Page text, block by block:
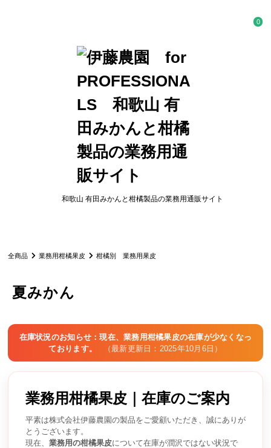
和歌山 有田みかんと柑橘製品の業務用通販サイト
0
全商品 業務用柑橘果皮 柑橘別 業務用果皮
夏みかん
在庫状況のお知らせ：現在、業務用柑橘果皮の在庫が少なくなっ
ております。
（最新更新日：2025年10月6日）
業務用柑橘果皮｜在庫のご案内
平素は株式会社伊藤農園の製品をご愛顧いただき、誠にありが
とうございます。
現在、 業務用の柑橘果皮について在庫が潤沢ではない状況で